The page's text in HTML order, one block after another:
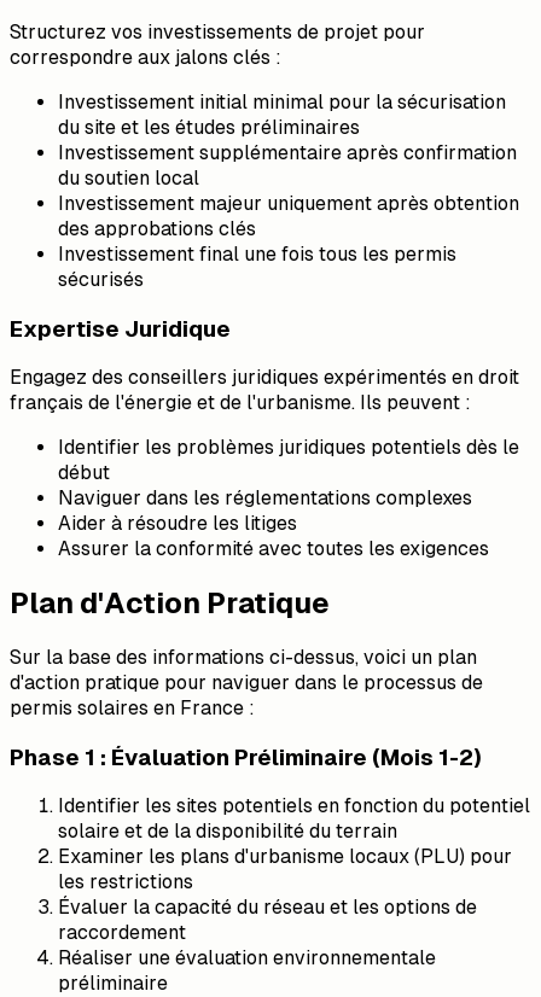
Structurez vos investissements de projet pour
correspondre aux jalons clés :
Investissement initial minimal pour la sécurisation
du site et les études préliminaires
Investissement supplémentaire après confirmation
du soutien local
Investissement majeur uniquement après obtention
des approbations clés
Investissement final une fois tous les permis
sécurisés
Expertise Juridique
Engagez des conseillers juridiques expérimentés en droit
français de l'énergie et de l'urbanisme. Ils peuvent :
Identifier les problèmes juridiques potentiels dès le
début
Naviguer dans les réglementations complexes
Aider à résoudre les litiges
Assurer la conformité avec toutes les exigences
Plan d'Action Pratique
Sur la base des informations ci-dessus, voici un plan
d'action pratique pour naviguer dans le processus de
permis solaires en France :
Phase 1 : Évaluation Préliminaire (Mois 1-2)
Identifier les sites potentiels en fonction du potentiel
solaire et de la disponibilité du terrain
Examiner les plans d'urbanisme locaux (PLU) pour
les restrictions
Évaluer la capacité du réseau et les options de
raccordement
Réaliser une évaluation environnementale
préliminaire